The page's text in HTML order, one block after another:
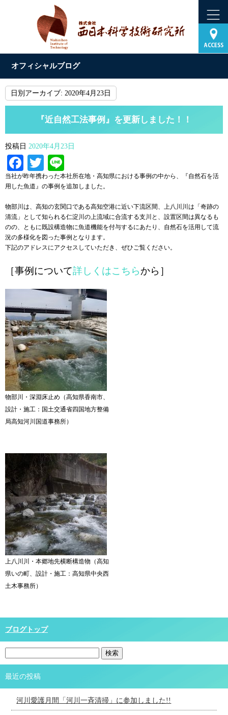
オフィシャルブログ
日別アーカイブ: 2020年4月23日
『近自然工法事例』を更新しました！！
投稿日 2020年4月23日
Facebook
Twitter
当社が昨年携わった本社所在地・高知県における事例の中から、『自然石を活
用した魚道』の事例を追加しました。
物部川は、高知の玄関口である高知空港に近い下流区間、上八川川は「奇跡の
清流」として知られる仁淀川の上流域に合流する支川と、設置区間は異なるも
のの、ともに既設構造物に魚道機能を付与するにあたり、自然石を活用して流
況の多様化を図った事例となります。
下記のアドレスにアクセスしていただき、ぜひご覧ください。
［事例について詳しくはこちらから］
物部川・深淵床止め（高知県香南市、
設計・施工：国土交通省四国地方整備
局高知河川国道事務所）
上八川川・本郷地先横断構造物（高知
県いの町、設計・施工：高知県中央西
土木事務所）
ブログトップ
最近の投稿
河川愛護月間「河川一斉清掃」に参加しました!!